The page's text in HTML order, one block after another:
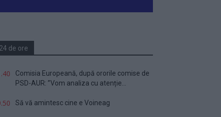
24 de ore
Comisia Europeană, după ororile comise de
PSD-AUR: ”Vom analiza cu atenție...
Să vă amintesc cine e Voineag